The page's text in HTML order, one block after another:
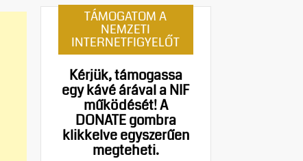
TÁMOGATOM A
NEMZETI
INTERNETFIGYELŐT
Kérjük, támogassa
egy kávé árával a NIF
működését!A
DONATE gombra
klikkelve egyszerűen
megteheti.